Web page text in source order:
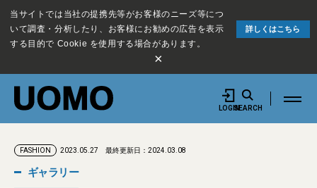
当サイトでは当社の提携先等がお客様のニーズ等につ
いて調査・分析したり、お客様にお勧めの広告を表示
する目的で Cookie を使用する場合があります。
詳しくはこちら
×
LOGINSEARCH
FASHION 2023.05.27 最終更新日：2024.03.08
ギャラリー